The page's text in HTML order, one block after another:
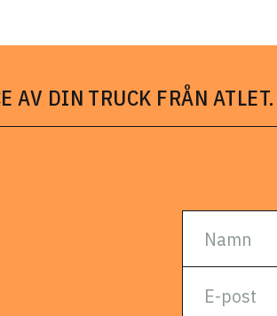
AV DIN TRUCK FRÅN ATLET.